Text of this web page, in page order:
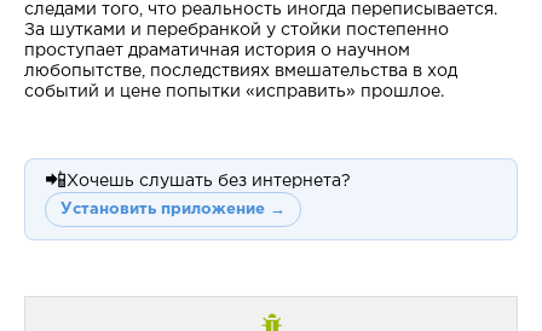
следами того, что реальность иногда переписывается.
За шутками и перебранкой у стойки постепенно
проступает драматичная история о научном
любопытстве, последствиях вмешательства в ход
событий и цене попытки «исправить» прошлое.
📲Хочешь слушать без интернета?
Установить приложение →